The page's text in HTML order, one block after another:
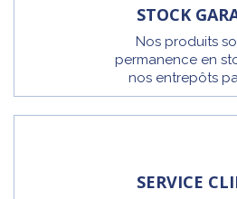
STOCK
Nos produits
permanence en
nos entrepôts
SERVICE